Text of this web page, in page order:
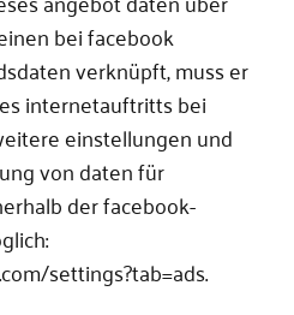
bei facebook
verknüpft, muss er
internetauftritts bei
einstellungen und
von daten für
der facebook-
settings?tab=ads.